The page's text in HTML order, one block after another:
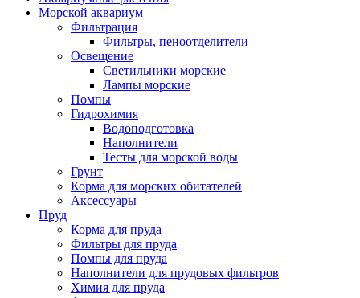
Морской аквариум
Фильтрация
Фильтры, пеноотделители
Освещение
Светильники морские
Лампы морские
Помпы
Гидрохимия
Водоподготовка
Наполнители
Тесты для морской воды
Грунт
Корма для морских обитателей
Аксессуары
Пруд
Корма для пруда
Фильтры для пруда
Помпы для пруда
Наполнители для прудовых фильтров
Химия для пруда